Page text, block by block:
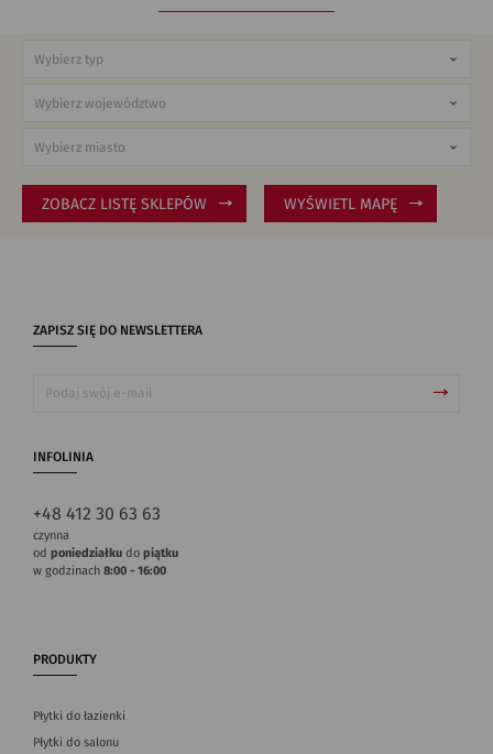
ZOBACZ LISTĘ SKLEPÓW WYŚWIETL MAPĘ
ZAPISZ SIĘ DO NEWSLETTERA
INFOLINIA
+48 412 30 63 63
czynna
od poniedziałku do piątku
w godzinach 8:00 - 16:00
PRODUKTY
Płytki do łazienki
Płytki do salonu